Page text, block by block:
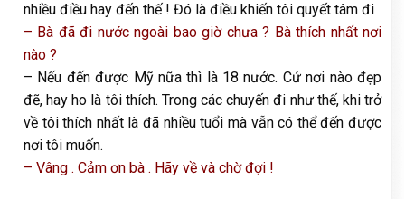
nhiều điều hay đến thế ! Đó là điều khiến tôi quyết tâm đi
– Bà đã đi nước ngoài bao giờ chưa ? Bà thích nhất nơi
nào ?
– Nếu đến được Mỹ nữa thì là 18 nước. Cứ nơi nào đẹp
đẽ, hay ho là tôi thích. Trong các chuyến đi như thế, khi trở
về tôi thích nhất là đã nhiều tuổi mà vẫn có thể đến được
nơi tôi muốn.
– Vâng . Cảm ơn bà . Hãy về và chờ đợi !